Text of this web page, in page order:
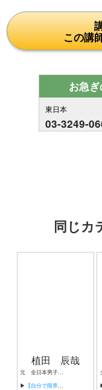
この講
お急
東日本
03-3249-
同じカ
植田 辰哉
▶ 【自分で限界を決めるな ～夢は必ずかなう～】